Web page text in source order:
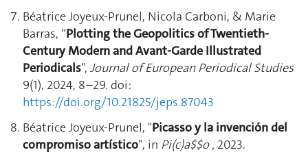
Béatrice Joyeux-Prunel, Nicola Carboni, & Marie
Barras, “Plotting the Geopolitics of Twentieth-
Century Modern and Avant-Garde Illustrated
Periodicals”, Journal of European Periodical Studies
9(1), 2024, 8–29. doi:
https://doi.org/10.21825/jeps.87043
Béatrice Joyeux-Prunel, "Picasso y la invención del
compromiso artístico", in Pi(c)a$$o , 2023.